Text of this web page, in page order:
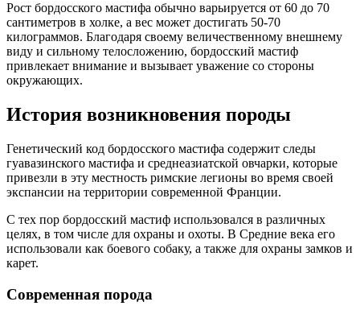
Рост бордосского мастифа обычно варьируется от 60 до 70
сантиметров в холке, а вес может достигать 50-70
килограммов. Благодаря своему величественному внешнему
виду и сильному телосложению, бордосский мастиф
привлекает внимание и вызывает уважение со стороны
окружающих.
История возникновения породы
Генетический код бордосского мастифа содержит следы
гуавазинского мастифа и среднеазиатской овчарки, которые
привезли в эту местность римские легионы во время своей
экспансии на территории современной Франции.
С тех пор бордосский мастиф использовался в различных
целях, в том числе для охраны и охоты. В Средние века его
использовали как боевого собаку, а также для охраны замков и
карет.
Современная порода